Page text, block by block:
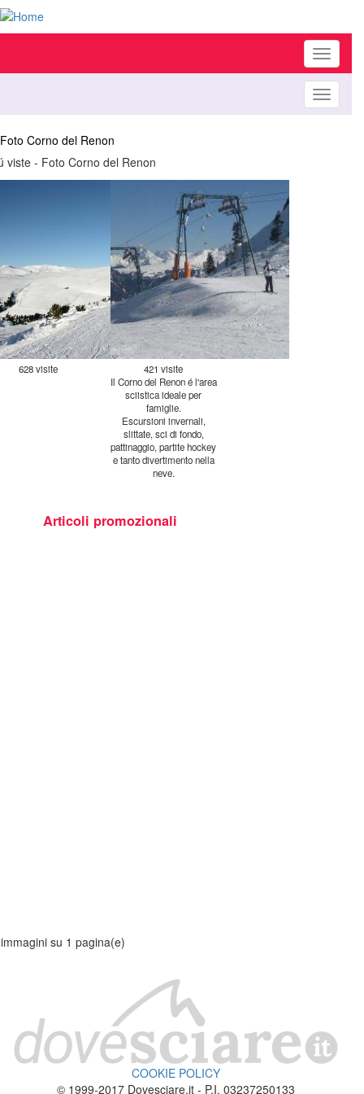
Toggle
Toggle
Foto Corno del Renon
viste - Foto Corno del Renon
628 visite
421 visite
Il Corno del Renon é l'area
sciistica ideale per
famiglie.
Escursioni invernali,
slittate, sci di fondo,
pattinaggio, partite hockey
e tanto divertimento nella
neve.
su 1 pagina(e)
COOKIE POLICY
© 1999-2017 Dovesciare.it - P.I. 03237250133